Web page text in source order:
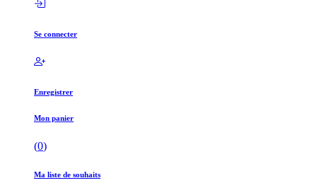
Se connecter
Enregistrer
Mon panier
(0)
Ma liste de souhaits